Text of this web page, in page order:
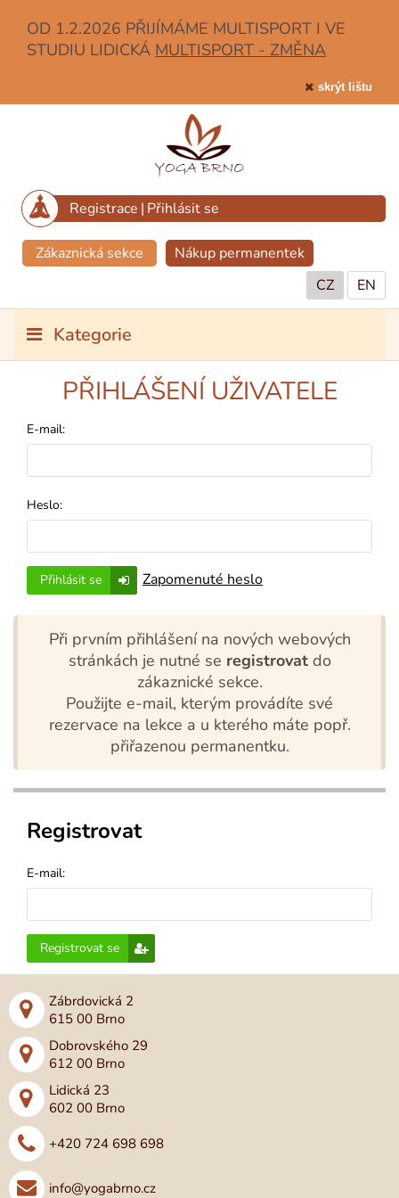
OD 1.2.2026 PŘIJÍMÁME MULTISPORT I VE
STUDIU LIDICKÁ MULTISPORT - ZMĚNA
skrýt lištu
Registrace | Přihlásit se
Zákaznická sekce
Nákup permanentek
CZ
EN
Kategorie
PŘIHLÁŠENÍ UŽIVATELE
E-mail:
Heslo:
Přihlásit se Zapomenuté heslo
Při prvním přihlášení na nových webových
stránkách je nutné se registrovatdo
zákaznické sekce.
Použijte e-mail, kterým provádíte své
rezervace na lekce a u kterého máte popř.
přiřazenou permanentku.
Registrovat
E-mail:
Registrovat se
Zábrdovická 2
615 00 Brno
Dobrovského 29
612 00 Brno
Lidická 23
602 00 Brno
+420 724 698 698
info@yogabrno.cz